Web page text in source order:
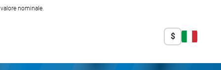
nominale.
$